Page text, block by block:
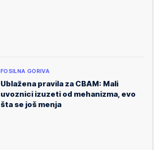
FOSILNA GORIVA
Ublažena pravila za CBAM: Mali
uvoznici izuzeti od mehanizma, evo
šta se još menja